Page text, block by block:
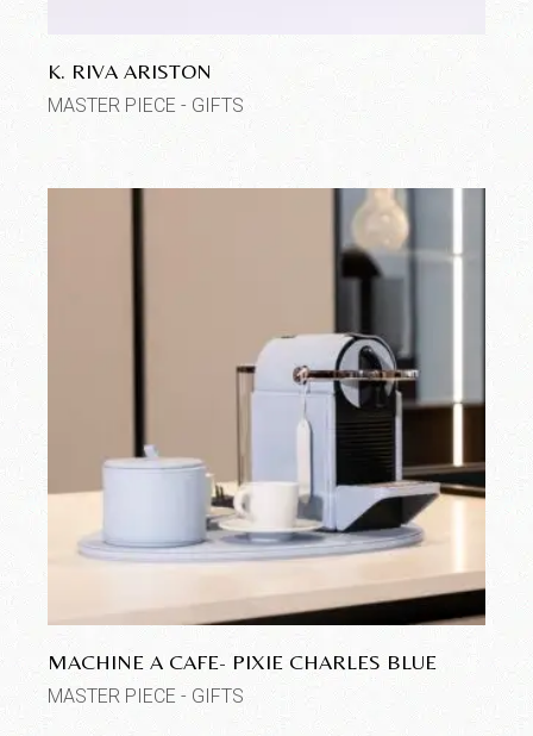
K. RIVA ARISTON
MASTER PIECE - GIFTS
MACHINE A CAFE- PIXIE CHARLES BLUE
MASTER PIECE - GIFTS